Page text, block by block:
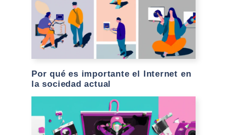
Por qué es importante el Internet en
la sociedad actual